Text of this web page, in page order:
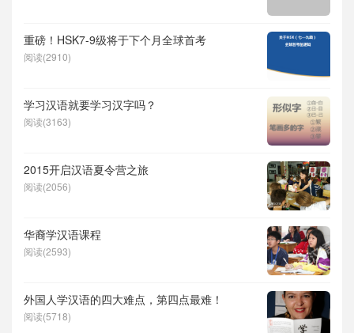
重磅！HSK7-9级将于下个月全球首考
阅读(2910)
学习汉语就要学习汉字吗？
阅读(3163)
2015开启汉语夏令营之旅
阅读(2056)
华裔学汉语课程
阅读(2593)
外国人学汉语的四大难点，第四点最难！
阅读(5718)